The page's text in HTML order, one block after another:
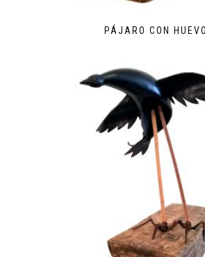
PÁJARO CON HUEVO